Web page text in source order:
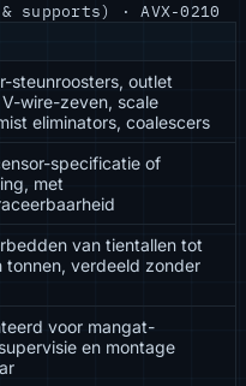
supports) · AVX-0210
steunroosters, outlet
wire-zeven, scale
eliminators, coalescers
specificatie of
met
van tientallen tot
tonnen, verdeeld zonder
voor mangat-
en montage